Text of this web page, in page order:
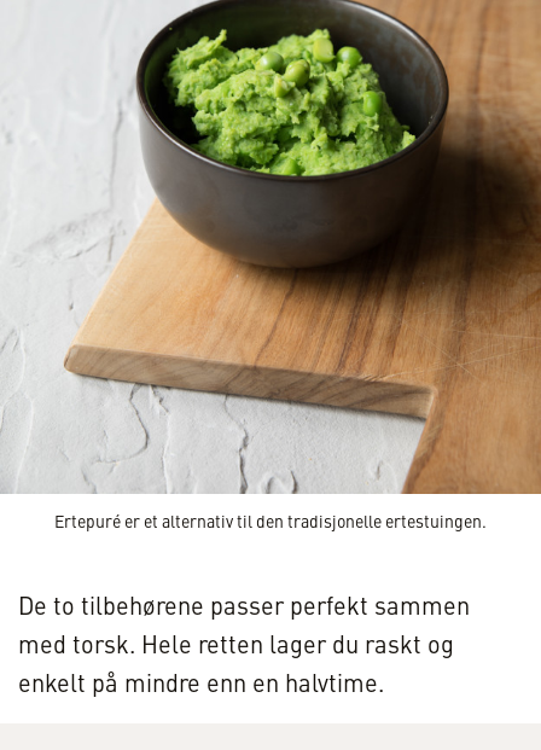
Ertepuré er et alternativ til den tradisjonelle ertestuingen.
De to tilbehørene passer perfekt sammen
med torsk. Hele retten lager du raskt og
enkelt på mindre enn en halvtime.